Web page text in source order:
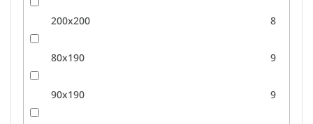
200x200 8
80x190 9
90x190 9